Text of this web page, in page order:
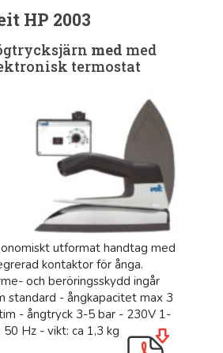
HP 2003
med med
termostat
utformat handtag med
kontaktor för ånga.
och beröringsskydd ingår
standard - ångkapacitet max 3
- ångtryck 3-5 bar - 230V 1-
50 Hz - vikt: ca 1,3 kg